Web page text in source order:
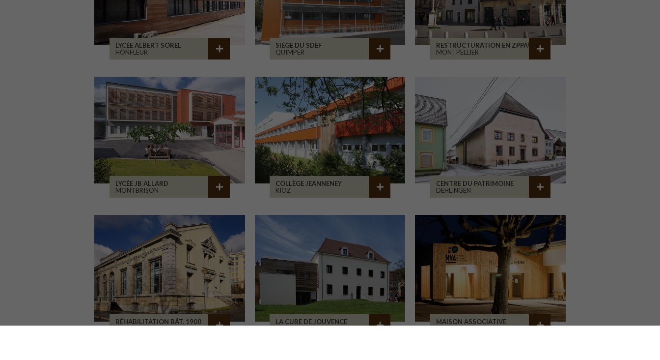
LYCÉE ALBERT SOREL
HONFLEUR
SIÈGE DU SDEF
QUIMPER
RESTRUCTURATION EN ZPPAUP
MONTPELLIER
LYCÉE JB ALLARD
MONTBRISON
COLLÈGE JEANNENEY
RIOZ
CENTRE DU PATRIMOINE
DEHLINGEN
RÉHABILITATION BÂT. 1900
LA CURE DE JOUVENCE
MAISON ASSOCIATIVE